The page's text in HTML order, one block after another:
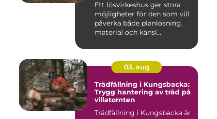
Ett lösvirkeshus ger stora
möjligheter för den som vill
påverka både planlösning,
material och känsl...
03. aug
Trädfällning i Kungsbacka:
Trygg hantering av träd på
villatomten
Trädfällning i Kungsbacka är